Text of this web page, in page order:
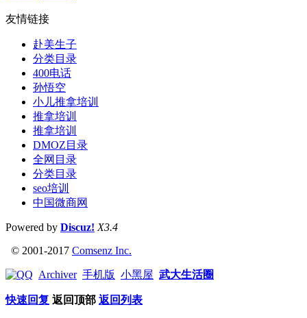
友情链接
赴美生子
分类目录
400电话
孙悟空
小儿推拿培训
推拿培训
推拿培训
DMOZ目录
全网目录
分类目录
seo培训
中国微商网
Powered by Discuz! X3.4
© 2001-2017 Comsenz Inc.
Archiver 手机版 小黑屋 武大生活圈
快速回复 返回顶部 返回列表